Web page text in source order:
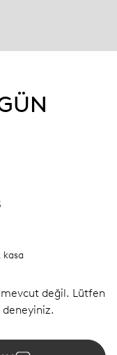
kasa
değil. Lütfen
deneyiniz.